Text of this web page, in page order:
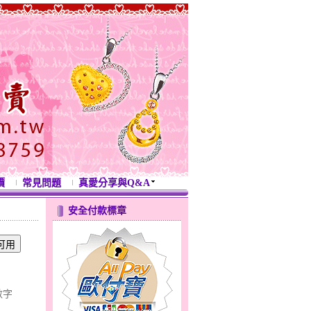
常見問題 真愛分享與Q&A
安全付款標章